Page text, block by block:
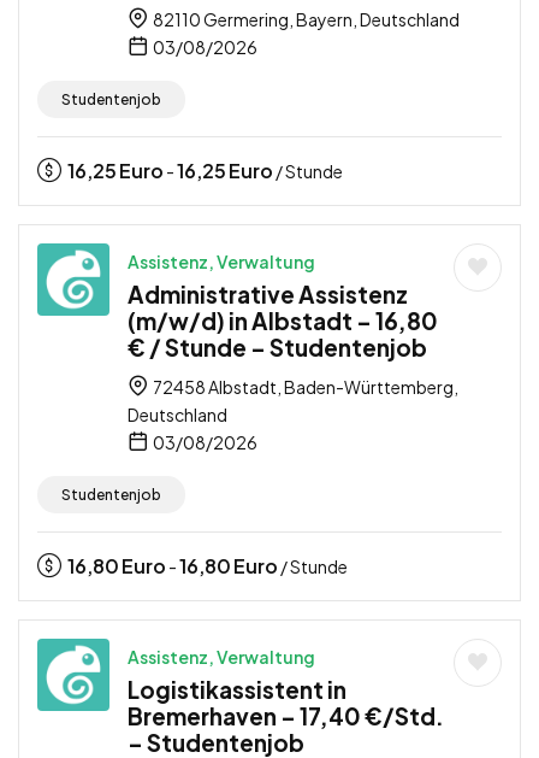
82110 Germering, Bayern, Deutschland
03/08/2026
Studentenjob
16,25Euro -16,25Euro / Stunde
Assistenz, Verwaltung
Administrative Assistenz
(m/w/d) in Albstadt – 16,80
€ / Stunde – Studentenjob
72458 Albstadt, Baden-Württemberg,
Deutschland
03/08/2026
Studentenjob
16,80Euro -16,80Euro / Stunde
Assistenz, Verwaltung
Logistikassistent in
Bremerhaven – 17,40 €/Std.
– Studentenjob